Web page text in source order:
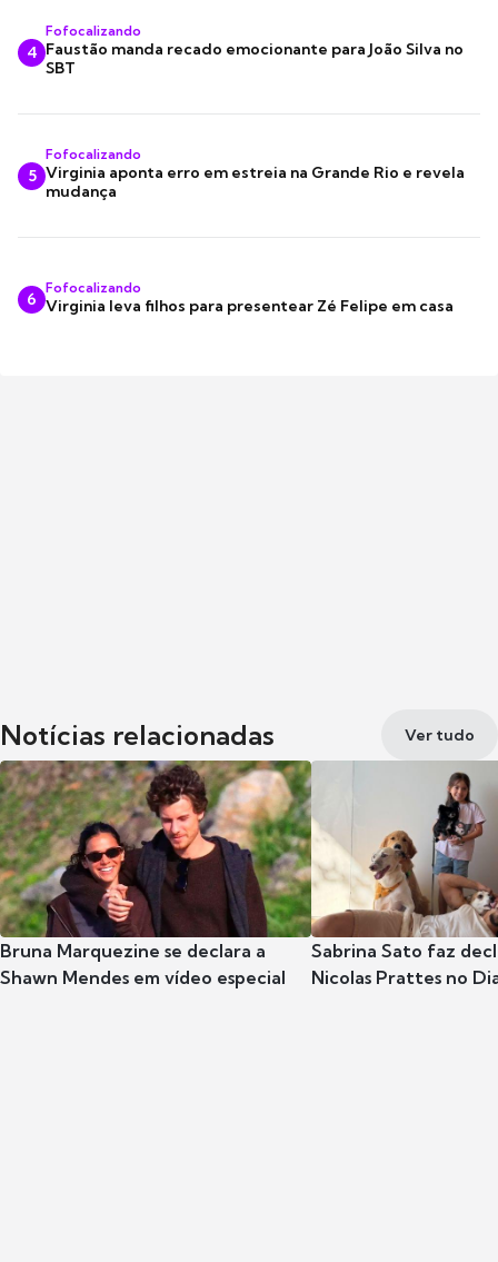
4
Fofocalizando
Faustão manda recado emocionante para João Silva no
SBT
5
Fofocalizando
Virginia aponta erro em estreia na Grande Rio e revela
mudança
6
Fofocalizando
Virginia leva filhos para presentear Zé Felipe em casa
Notícias relacionadas Ver tudo
Bruna Marquezine se declara a
Shawn Mendes em vídeo especial
Sabrina Sato faz
Nicolas Prattes no